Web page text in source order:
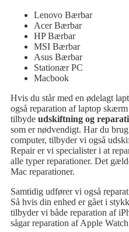
Lenovo Bærbar
Acer Bærbar
HP Bærbar
MSI Bærbar
Asus Bærbar
Stationær PC
Macbook
Hvis du står med en ødelagt
også reparation af laptop
tilbyde udskiftning og
som er nødvendigt. Har du
computer, tilbyder vi også
Repair er vi specialister i at
alle typer reparationer. Det
Mac reparationer.
Samtidig udfører vi også
Så hvis din enhed er gået i
tilbyder vi både reparation af
sågar reparation af Apple